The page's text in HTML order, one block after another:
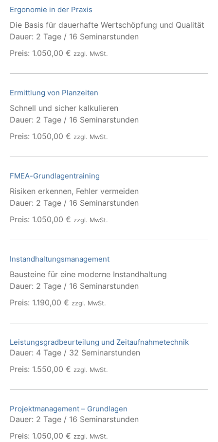
Ergonomie in der Praxis
Die Basis für dauerhafte Wertschöpfung und Qualität
Dauer: 2 Tage / 16 Seminarstunden
Preis: 1.050,00 € zzgl. MwSt.
Ermittlung von Planzeiten
Schnell und sicher kalkulieren
Dauer: 2 Tage / 16 Seminarstunden
Preis: 1.050,00 € zzgl. MwSt.
FMEA-Grundlagentraining
Risiken erkennen, Fehler vermeiden
Dauer: 2 Tage / 16 Seminarstunden
Preis: 1.050,00 € zzgl. MwSt.
Instandhaltungsmanagement
Bausteine für eine moderne Instandhaltung
Dauer: 2 Tage / 16 Seminarstunden
Preis: 1.190,00 € zzgl. MwSt.
Leistungsgradbeurteilung und Zeitaufnahmetechnik
Dauer: 4 Tage / 32 Seminarstunden
Preis: 1.550,00 € zzgl. MwSt.
Projektmanagement – Grundlagen
Dauer: 2 Tage / 16 Seminarstunden
Preis: 1.050,00 € zzgl. MwSt.